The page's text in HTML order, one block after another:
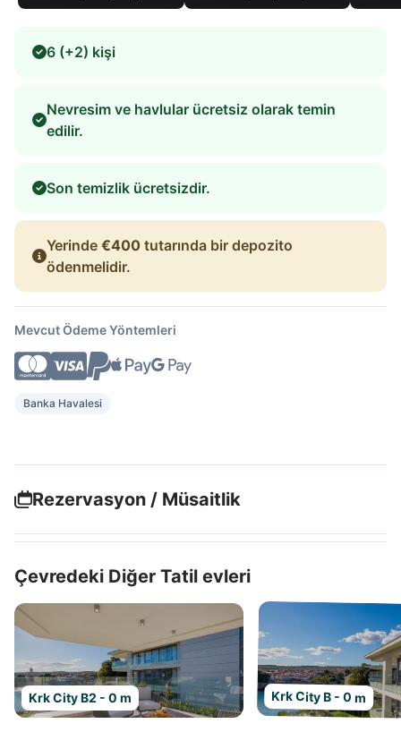
6 (+2) kişi
Nevresim ve havlular ücretsiz olarak temin
edilir.
Son temizlik ücretsizdir.
Yerinde €400 tutarında bir depozito
ödenmelidir.
Mevcut Ödeme Yöntemleri
Banka Havalesi
Rezervasyon / Müsaitlik
Çevredeki Diğer Tatil evleri
Krk City B2 - 0 m Krk City B - 0 m